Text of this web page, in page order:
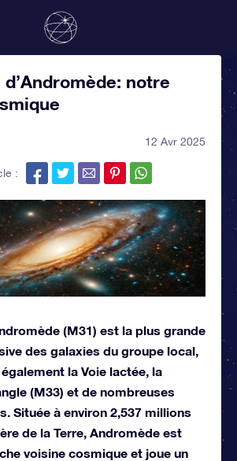
notre
12 Avr 2025
:
(M31) est la plus grande
des galaxies du groupe local,
la Voie lactée, la
(M33) et de nombreuses
Située à environ 2,537 millions
de la Terre, Andromède est
voisine cosmique et joue un